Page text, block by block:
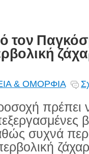
τον
& ΟΜΟΡΦΙΑ
πρέπει
συχνά